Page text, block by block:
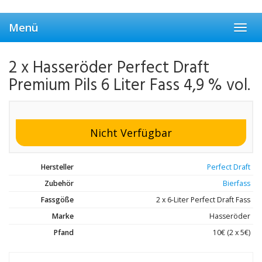
to
main
content
Menü
2 x Hasseröder Perfect Draft
Premium Pils 6 Liter Fass 4,9 % vol.
Nicht Verfügbar
Hersteller
Perfect Draft
Zubehör
Bierfass
Fassgöße
2 x 6-Liter Perfect Draft Fass
Marke
Hasseröder
Pfand
10€ (2 x 5€)